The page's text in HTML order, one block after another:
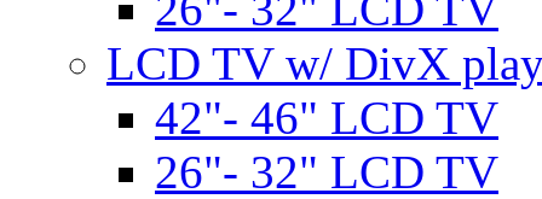
LCD TV w/ DivX
42"- 46" LCD TV
26"- 32" LCD TV